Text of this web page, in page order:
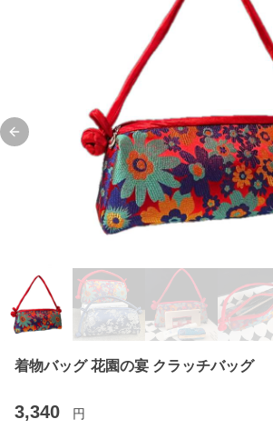
Previous slide
着物バッグ 花園の宴 クラッチバッグ
3,340 円